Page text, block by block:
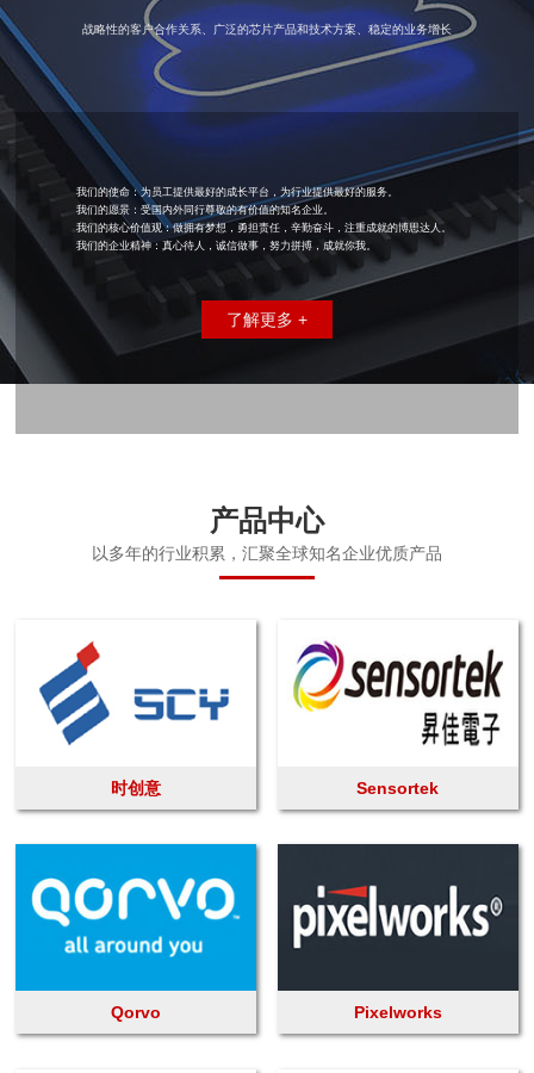
战略性的客户合作关系、广泛的芯片产品和技术方案、稳定的业务增长
我们的使命：为员工提供最好的成长平台，为行业提供最好的服务。
我们的愿景：受国内外同行尊敬的有价值的知名企业。
我们的核心价值观：做拥有梦想，勇担责任，辛勤奋斗，注重成就的博思达人。
我们的企业精神：真心待人，诚信做事，努力拼搏，成就你我。
了解更多 +
产品中心
以多年的行业积累，汇聚全球知名企业优质产品
时创意 Sensortek
Qorvo Pixelworks